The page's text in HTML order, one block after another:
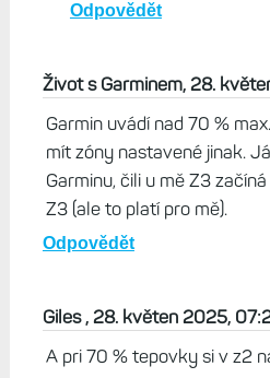
Odpovědět
Život s Garminem, 28.
Garmin uvádí nad 70 %
mít zóny nastavené jinak.
Garminu, čili u mě Z3
Z3 (ale to platí pro mě).
Odpovědět
Giles , 28. květen 2025,
A pri 70 % tepovky si v z2